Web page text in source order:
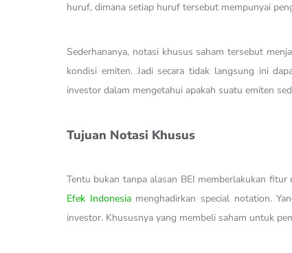
huruf, dimana setiap huruf tersebut mempunyai
Sederhananya, notasi khusus saham tersebut
kondisi emiten. Jadi secara tidak langsung ini
investor dalam mengetahui apakah suatu emiten
Tujuan Notasi Khusus
Tentu bukan tanpa alasan BEI memberlakukan
Efek Indonesiamenghadirkan special notation.
investor. Khususnya yang membeli saham untuk